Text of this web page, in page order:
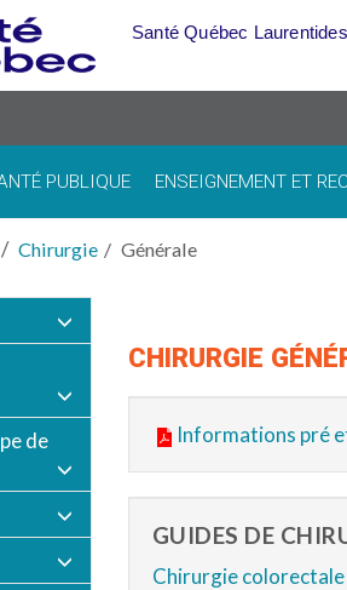
Santé Québec Laurentides
PUBLIQUE ENSEIGNEMENT ET
Chirurgie Générale
de
CHIRURGIE
Informations pré
GUIDES DE
Chirurgie colorectale